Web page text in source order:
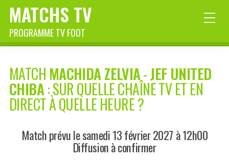
MATCHS TV
PROGRAMME TV FOOT
MATCH MACHIDA ZELVIA-JEF UNITED
CHIBA: SUR QUELLE CHAÎNE TV ET EN
DIRECT À QUELLE HEURE ?
Match prévu le samedi 13 février 2027 à 12h00
Diffusion à confirmer